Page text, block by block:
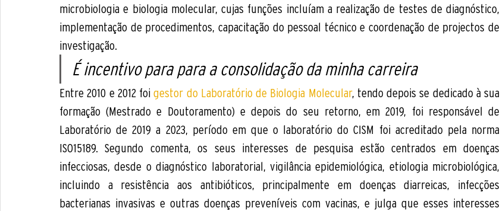
microbiologia e biologia molecular, cujas funções incluíam a realização de testes de diagnóstico,
implementação de procedimentos, capacitação do pessoal técnico e coordenação de projectos de
investigação.
É incentivo para para a consolidação da minha carreira
Entre 2010 e 2012 foi gestor do Laboratório de Biologia Molecular, tendo depois se dedicado à sua
formação (Mestrado e Doutoramento) e depois do seu retorno, em 2019, foi responsável de
Laboratório de 2019 a 2023, período em que o laboratório do CISM foi acreditado pela norma
ISO15189. Segundo comenta, os seus interesses de pesquisa estão centrados em doenças
infecciosas, desde o diagnóstico laboratorial, vigilância epidemiológica, etiologia microbiológica,
incluindo a resistência aos antibióticos, principalmente em doenças diarreicas, infecções
bacterianas invasivas e outras doenças preveníveis com vacinas, e julga que esses interesses